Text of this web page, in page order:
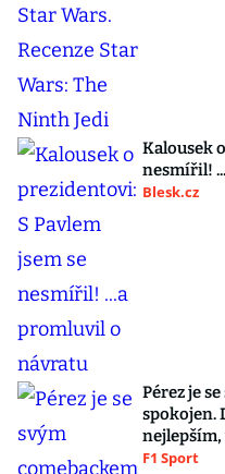
Kalousek
nesmířil!
Blesk.cz
Pérez je
spokojen.
F1 Sport